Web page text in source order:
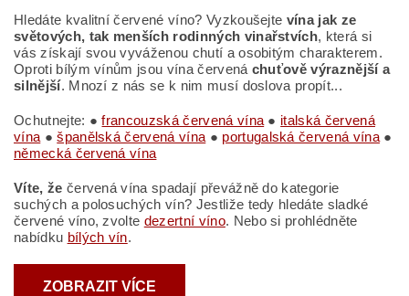
Hledáte kvalitní červené víno? Vyzkoušejte vína jak ze
světových, tak menších rodinných vinařstvích, která si
vás získají svou vyváženou chutí a osobitým charakterem.
Oproti bílým vínům jsou vína červená chuťově výraznější a
silnější. Mnozí z nás se k nim musí doslova propít...
Ochutnejte: ●francouzská červená vína ● italská červená
vína ●španělská červená vína ● portugalská červená vína●
německá červená vína
Víte, že červená vína spadají převážně do kategorie
suchých a polosuchých vín? Jestliže tedy hledáte sladké
červené víno, zvolte dezertní víno. Nebo si prohlédněte
nabídku bílých vín.
ZOBRAZIT VÍCE